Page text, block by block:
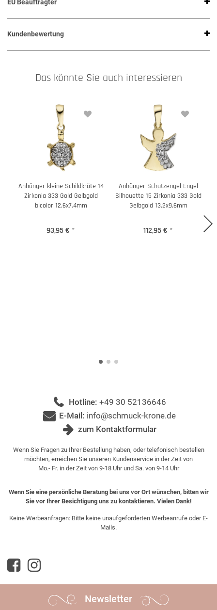
EU Beauftragter
Kundenbewertung
Das könnte Sie auch interessieren
Anhänger kleine Schildkröte 14
Zirkonia 333 Gold Gelbgold
bicolor 12,6x7,4mm
93,95 € *
Anhänger Schutzengel Engel
Silhouette 15 Zirkonia 333 Gold
Gelbgold 13,2x9,6mm
112,95 € *
Hotline: +49 30 52136646
E-Mail: info@schmuck-krone.de
zum Kontaktformular
Wenn Sie Fragen zu Ihrer Bestellung haben, oder telefonisch bestellen
möchten, erreichen Sie unseren Kundenservice in der Zeit von
Mo.- Fr. in der Zeit von 9-18 Uhr und Sa. von 9-14 Uhr
Wenn Sie eine persönliche Beratung bei uns vor Ort wünschen, bitten wir
Sie vor Ihrer Besichtigung uns zu kontaktieren. Vielen Dank!
Keine Werbeanfragen: Bitte keine unaufgeforderten Werbeanrufe oder E-
Mails.
Newsletter